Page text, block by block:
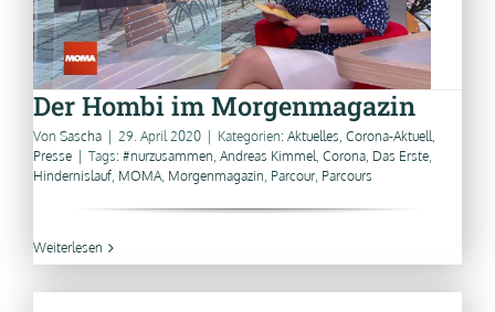
Der Hombi im Morgenmagazin
Von Sascha 29. April 2020 Kategorien: Aktuelles, Corona-Aktuell,
Presse
Tags: #nurzusammen, Andreas Kimmel, Corona, Das Erste,
Hindernislauf, MOMA, Morgenmagazin, Parcour, Parcours
Weiterlesen